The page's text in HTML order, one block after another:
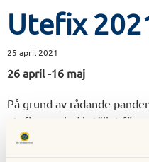
Utefix
25 april 2021
26 april -16 maj
På grund av rådande
utefixarperiod i stället för
medlem ta på dig ett